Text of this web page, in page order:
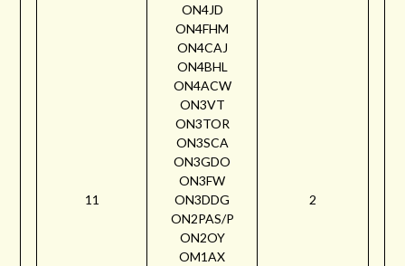
11
ON4JD
ON4FHM
ON4CAJ
ON4BHL
ON4ACW
ON3VT
ON3TOR
ON3SCA
ON3GDO
ON3FW
ON3DDG
ON2PAS/P
ON2OY
OM1AX
2